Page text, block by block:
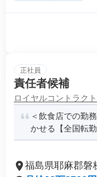
正社員
責任者候補
ロイヤルコントラク
＜飲食店での勤
かせる【全国転勤
福島県耶麻郡磐